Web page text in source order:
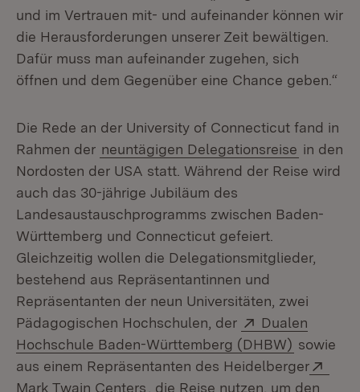
und im Vertrauen mit- und aufeinander können wir
die Herausforderungen unserer Zeit bewältigen.
Dafür muss man aufeinander zugehen, sich
öffnen und dem Gegenüber eine Chance geben.“
Die Rede an der University of Connecticut fand in
Rahmen der neuntägigen Delegationsreise in den
Nordosten der USA statt. Während der Reise wird
auch das 30-jährige Jubiläum des
Landesaustauschprogramms zwischen Baden-
Württemberg und Connecticut gefeiert.
Gleichzeitig wollen die Delegationsmitglieder,
bestehend aus Repräsentantinnen und
Repräsentanten der neun Universitäten, zwei
Pädagogischen Hochschulen, der
Extern:
Dualen
Hochschule Baden-Württemberg (DHBW) (Öffnet
sowie
aus einem Repräsentanten des Heidelberger
Mark Twain Centers (Öffnet in neuem Fenster)
, die Reise nutzen, um den